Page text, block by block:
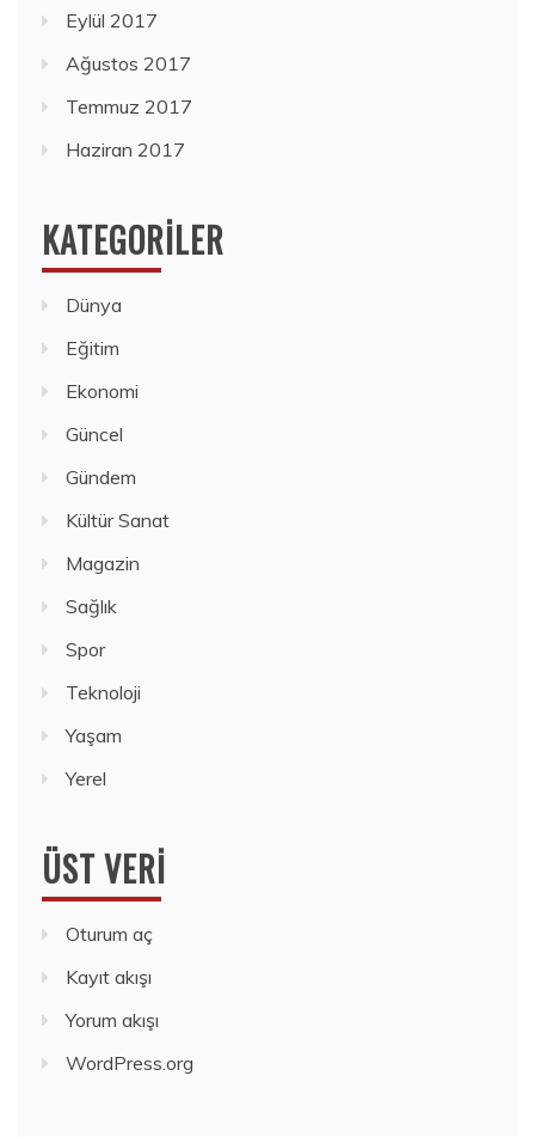
Eylül 2017
Ağustos 2017
Temmuz 2017
Haziran 2017
KATEGORILER
Dünya
Eğitim
Ekonomi
Güncel
Gündem
Kültür Sanat
Magazin
Sağlık
Spor
Teknoloji
Yaşam
Yerel
ÜST VERI
Oturum aç
Kayıt akışı
Yorum akışı
WordPress.org